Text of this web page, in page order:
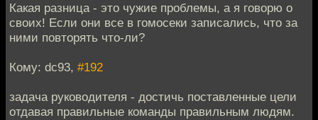
Какая разница - это чужие проблемы, а я говорю о
своих! Если они все в гомосеки записались, что за
ними повторять что-ли?
Кому: dc93, #192
задача руководителя - достичь поставленные цели
отдавая правильные команды правильным людям.